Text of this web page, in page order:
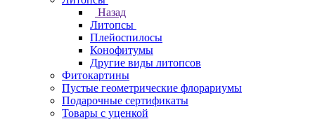
Назад
Литопсы
Плейоспилосы
Конофитумы
Другие виды литопсов
Фитокартины
Пустые геометрические флорариумы
Подарочные сертификаты
Товары с уценкой